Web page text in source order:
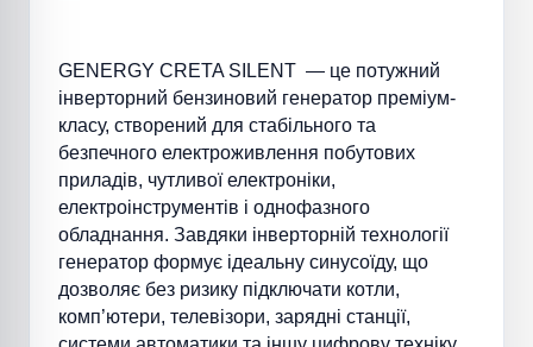
GENERGY CRETA SILENT — це потужний
інверторний бензиновий генератор преміум-
класу, створений для стабільного та
безпечного електроживлення побутових
приладів, чутливої електроніки,
електроінструментів і однофазного
обладнання. Завдяки інверторній технології
генератор формує ідеальну синусоїду, що
дозволяє без ризику підключати котли,
комп’ютери, телевізори, зарядні станції,